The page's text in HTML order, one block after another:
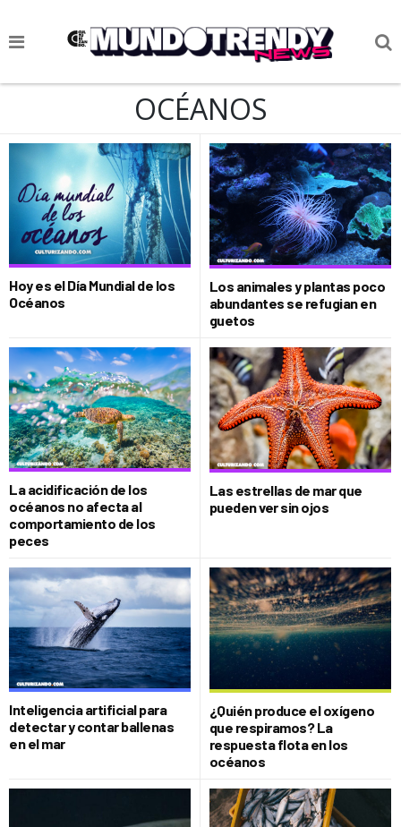
NOTICIAS
CIENCIA Y TECNOLOGÍA
VIDA
SOCIEDAD
CULTURIZANDO.COM
OCÉANOS
Hoy es el Día Mundial de los
Océanos
Los animales y plantas poco
abundantes se refugian en
guetos
La acidificación de los
océanos no afecta al
comportamiento de los
peces
Las estrellas de mar que
pueden ver sin ojos
Inteligencia artificial para
detectar y contar ballenas
en el mar
¿Quién produce el oxígeno
que respiramos? La
respuesta flota en los
océanos